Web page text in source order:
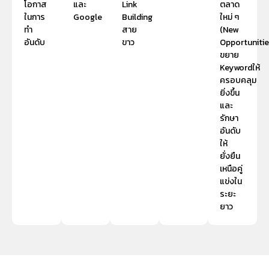
โอกาส
ในการ
ทำ
อันดับ
และ
Google
Link
Building
สาย
ขาว
ตลาด
ใหม่ ๆ
(New
ขยาย
Keywordให้
ครอบคลุม
ยิ่งขึ้น
และ
รักษา
อันดับ
ให้
ยั่งยืน
เหนือคู่
แข่งใน
ระยะ
ยาว